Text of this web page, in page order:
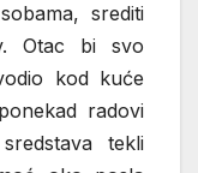
srediti
Otac bi svo
kod kuće
radovi
tekli